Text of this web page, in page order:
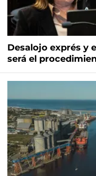
Desalojo exprés y
será el